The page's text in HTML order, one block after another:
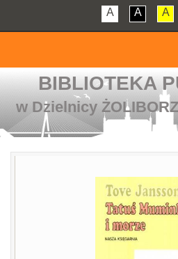
A A A
BIBLIOTEKA
w Dzielnicy